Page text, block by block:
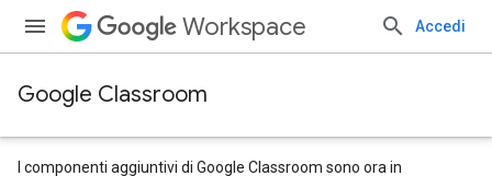
Workspace Accedi
Google Classroom
I componenti aggiuntivi di Google Classroom sono ora in